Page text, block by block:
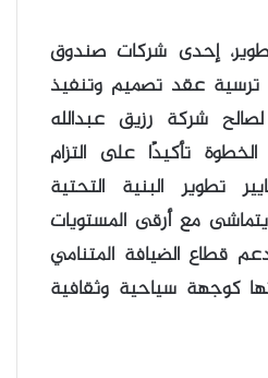
إحدى شركات صندوق
ترسية عقد تصميم وتنفيذ
شركة رزيق عبدالله
تأكيدًا على التزام
تطوير البنية التحتية
يتماشى مع أرقى المستويات
قطاع الضيافة المتنامي
كوجهة سياحية وثقافية